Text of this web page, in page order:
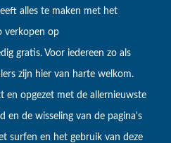
alles te maken met het
verkopen op
gratis. Voor iedereen zo als
zijn hier van harte welkom.
en opgezet met de allernieuwste
en de wisseling van de pagina's
surfen en het gebruik van deze